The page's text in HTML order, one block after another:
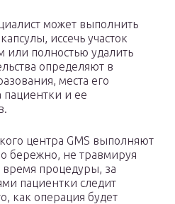
может выполнить
иссечь участок
или полностью удалить
определяют в
места его
пациентки и ее
центра GMS выполняют
бережно, не травмируя
процедуры, за
пациентки следит
как операция будет